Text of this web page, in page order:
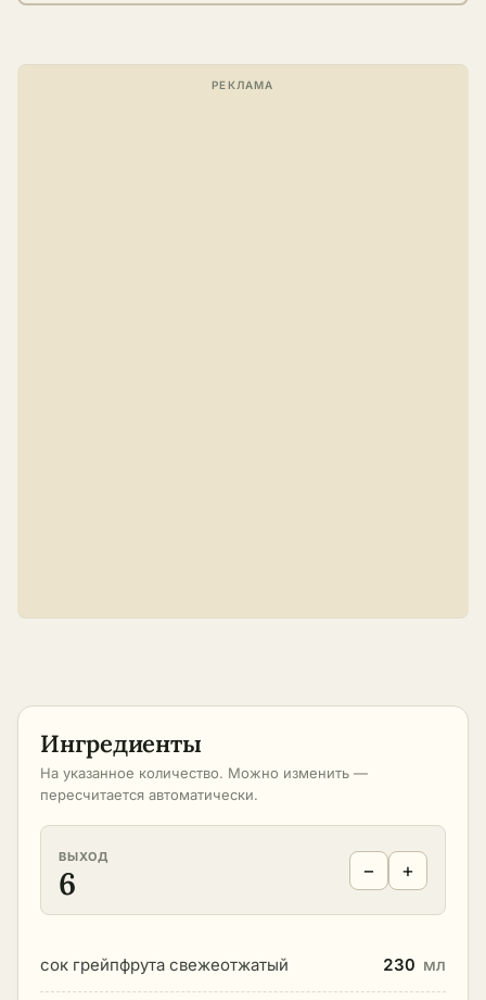
Ингредиенты
На указанное количество. Можно изменить —
пересчитается автоматически.
ВЫХОД
6 − +
сок грейпфрута свежеотжатый 230 мл